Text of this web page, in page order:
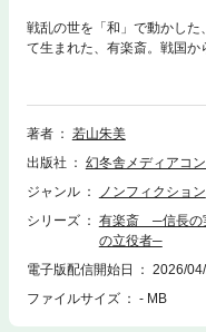
戦乱の世を「和」で動かし
て生まれた、有楽斎。戦国
吉、家康という三英傑のは
た。歴史の中心人物たちの
ず、その存在はこれまで陰
んじ、乱世から泰平への道を
いう精神を貫いたその生涯は
にも通じる生き方の示唆を与
取得。製造業・米国IT企業
ェイヒストリーズ設立。歴
実装と企業研修を手がける。
著者
若山朱美
出版社
幻冬舎メディアコ
ジャンル
ノンフィクション
シリーズ
有楽斎 ─信長の
の立役者─
電子版配信開始日
2026/
ファイルサイズ
- MB